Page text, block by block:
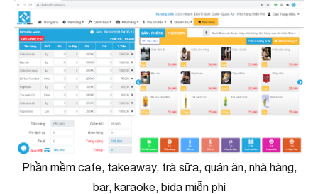
Phần mềm cafe, takeaway, trà sữa, quán ăn, nhà hàng,
bar, karaoke, bida miễn phí